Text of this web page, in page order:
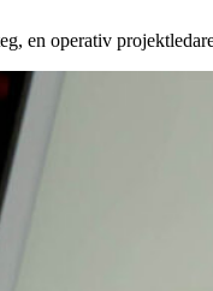
en operativ